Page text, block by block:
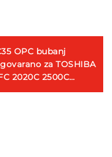
OPC bubanj
za TOSHIBA
2020C 2500C
2820C 2830C